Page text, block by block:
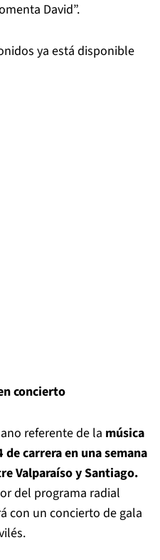
David”.
ya está disponible
concierto
referente de la música
carrera en una semana
Valparaíso y Santiago.
del programa radial
con un concierto de gala